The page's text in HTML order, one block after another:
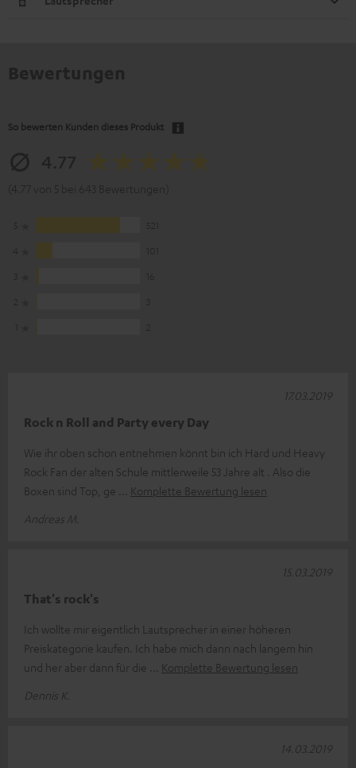
So bewerten Kunden dieses Produkt
Rock n Roll and Party every Day
Wie ihr oben schon entnehmen könnt bin ich Hard und Heavy
Rock Fan der alten Schule mittlerweile 53 Jahre alt . Also die
Boxen sind Top, ge
Komplette Bewertung lesen
Andreas M.
17.03.2019
That's rock's
Ich wollte mir eigentlich Lautsprecher in einer höheren
Preiskategorie kaufen. Ich habe mich dann nach langem hin
und her aber dann für die
Komplette Bewertung lesen
Dennis K.
15.03.2019
14.03.2019